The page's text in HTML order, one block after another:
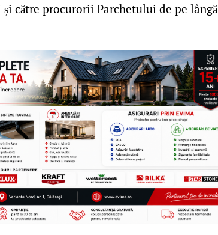
către procurorii Parchetului de pe lângă